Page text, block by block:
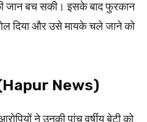
जान बच सकी। इसके बाद फुरकान
दिया और उसे मायके चले जाने को
(Hapur News)
ने उनकी पांच वर्षीय बेटी को